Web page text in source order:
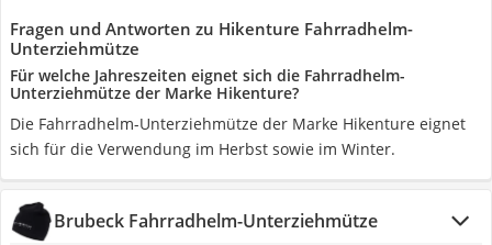
Fragen und Antworten zu Hikenture Fahrradhelm-
Unterziehmütze
Für welche Jahreszeiten eignet sich die Fahrradhelm-
Unterziehmütze der Marke Hikenture?
Die Fahrradhelm-Unterziehmütze der Marke Hikenture eignet
sich für die Verwendung im Herbst sowie im Winter.
Brubeck Fahrradhelm-Unterziehmütze